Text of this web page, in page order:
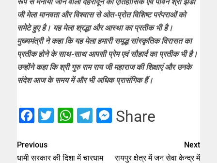
जी मेला मानवता और विश्वास से ओत-प्रोत विशिष्ट परंपराओं को
समेटे हुए है। यह मेला श्रद्धा और आस्था का प्रतीक भी है।
मुख्यमंत्री ने कहा कि यह मेला हमारी समृद्ध सांस्कृतिक विरासत का
प्रतीक होने के साथ-साथ आपसी प्रेम एवं सौहार्द का प्रतीक भी है।
उन्होंने कहा कि श्री गुरु राम राय जी महाराज की शिक्षाएं और उनके
संदेश आज के समय में और भी अधिक प्रासंगिक हैं।
Facebook
Twitter
WhatsApp
Telegram
Messenger
Share
Previous
धामी सरकार की दिशा में चारधाम
Next
रायपुर क्षेत्र में जन सेवा केन्द्र में